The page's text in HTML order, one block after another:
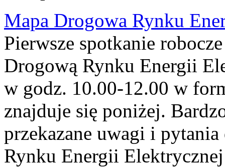
Mapa Drogowa Rynku
Pierwsze spotkanie
Drogową Rynku Energii
w godz. 10.00-12.00 w
znajduje się poniżej.
przekazane uwagi i
Rynku Energii